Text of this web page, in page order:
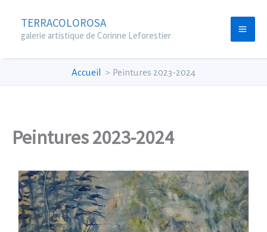
contenu
TERRACOLOROSA
galerie artistique de Corinne Leforestier
Accueil Peintures 2023-2024
Peintures 2023-2024